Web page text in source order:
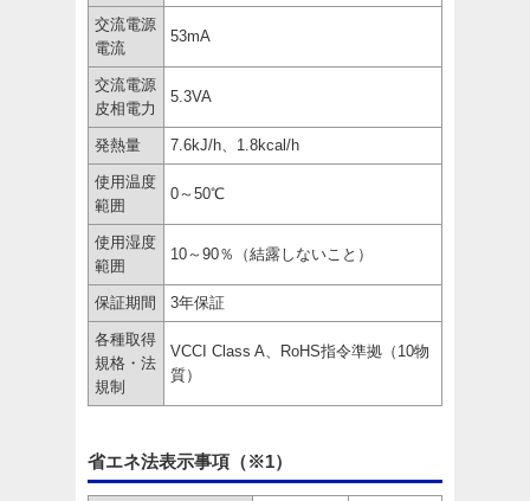
交流電源
電流
53mA
交流電源
皮相電力
5.3VA
発熱量 7.6kJ/h、1.8kcal/h
使用温度
範囲
0～50℃
使用湿度
範囲
10～90％（結露しないこと）
保証期間 3年保証
各種取得
規格・法
規制
VCCI Class A、RoHS指令準拠（10物
質）
省エネ法表示事項（※1）